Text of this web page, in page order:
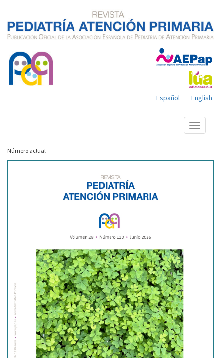
English
Español
Mostrar
menú
Número actual